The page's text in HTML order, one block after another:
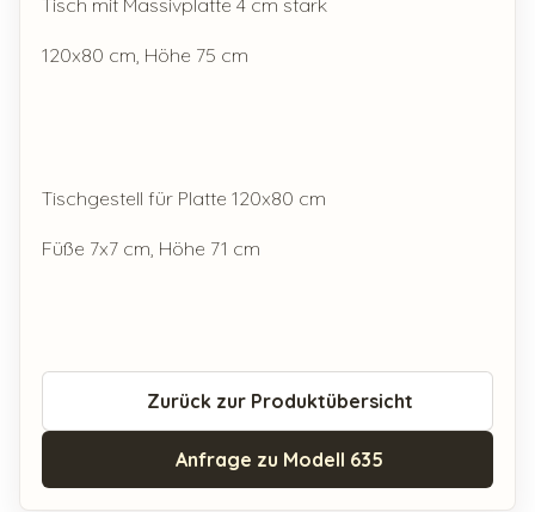
120x80 cm, Höhe 75 cm
Tischgestell für Platte 120x80 cm
Füße 7x7 cm, Höhe 71 cm
Zurück zur Produktübersicht
Anfrage zu Modell 635